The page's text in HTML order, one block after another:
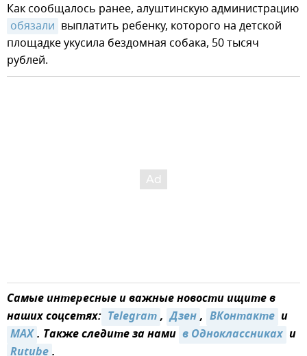
Как сообщалось ранее, алуштинскую администрацию
обязали выплатить ребенку, которого на детской
площадке укусила бездомная собака, 50 тысяч
рублей.
Самые интересные и важные новости ищите в
наших соцсетях: Telegram, Дзен, ВКонтакте и
MAX. Также следите за нами в Одноклассниках и